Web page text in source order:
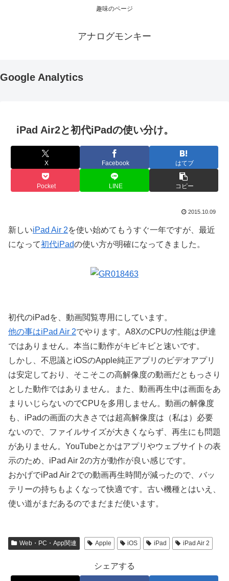
趣味のページ
アナログモンキー
Google Analytics
iPad Air2と初代iPadの使い分け。
X Facebook はてブ
Pocket LINE コピー
2015.10.09
新しいiPad Air 2を使い始めてもうすぐ一年ですが、最近
になって初代iPadの使い方が明確になってきました。
初代のiPadを、動画閲覧専用にしています。
他の事はiPad Air 2でやります。A8XのCPUの性能は伊達
ではありません。本当に動作がキビキビと速いです。
しかし、不思議とiOSのApple純正アプリのビデオアプリ
は安定しており、そこそこの高解像度の動画だともっさり
とした動作ではありません。また、動画再生中は画面をあ
まりいじらないのでCPUを多用しません。動画の解像度
も、iPadの画面の大きさでは超高解像度は（私は）必要
ないので、ファイルサイズが大きくならず、再生にも問題
がありません。YouTubeとかはアプリやウェブサイトの表
示のため、iPad Air 2の方が動作が良い感じです。
おかげでiPad Air 2での動画再生時間が減ったので、バッ
テリーの持ちもよくなって快適です。古い機種とはいえ、
使い道がまだあるのでまだまだ使います。
Web・PC・App関連 Apple iOS iPad iPad Air 2
シェアする